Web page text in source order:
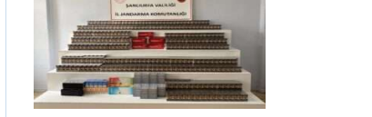
Haber Merkezi – Şanlıurfa Valiliği İl Basın
ve Halkla İlişkiler Müdürlüğü’nden yapılan
açıklamaya göre, İl Jandarma Komutanlığı
tarafından “Narkotik Suçlarla...